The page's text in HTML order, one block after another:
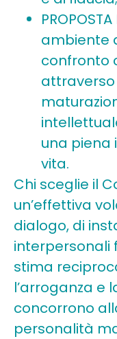
ambiente
confronto
una piena
vita.
Chi sceglie il
un’effettiva
dialogo, di
interpersonali
stima
l’arroganza e
concorrono
personalità